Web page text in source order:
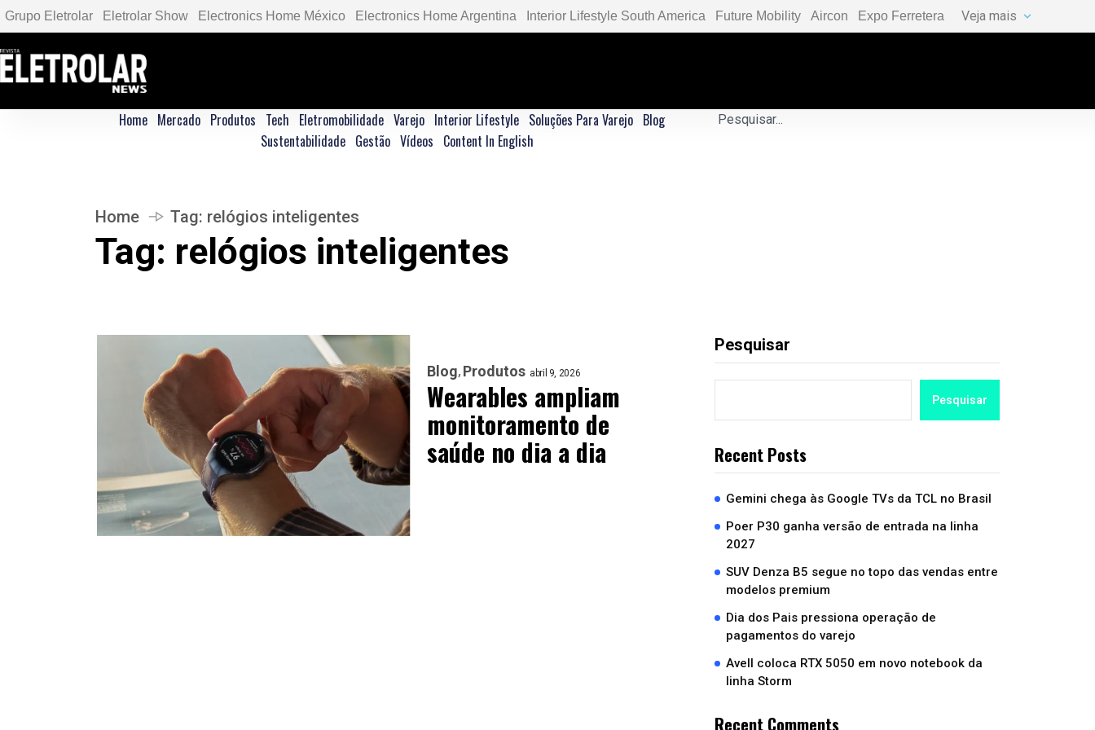
Grupo Eletrolar Eletrolar Show Electronics Home México Electronics Home Argentina Interior Lifestyle South America Future Mobility Aircon Expo Ferretera Veja mais
Home Mercado Produtos Tech Eletromobilidade Varejo Interior Lifestyle Soluções Para Varejo Blog
Sustentabilidade Gestão Vídeos Content In English
Home Tag: relógios inteligentes
Tag: relógios inteligentes
Blog Produtos abril 9, 2026
Wearables ampliam
monitoramento de
saúde no dia a dia
Pesquisar
Pesquisar
Recent Posts
Gemini chega às Google TVs da TCL no Brasil
Poer P30 ganha versão de entrada na linha
2027
SUV Denza B5 segue no topo das vendas entre
modelos premium
Dia dos Pais pressiona operação de
pagamentos do varejo
Avell coloca RTX 5050 em novo notebook da
linha Storm
Recent Comments